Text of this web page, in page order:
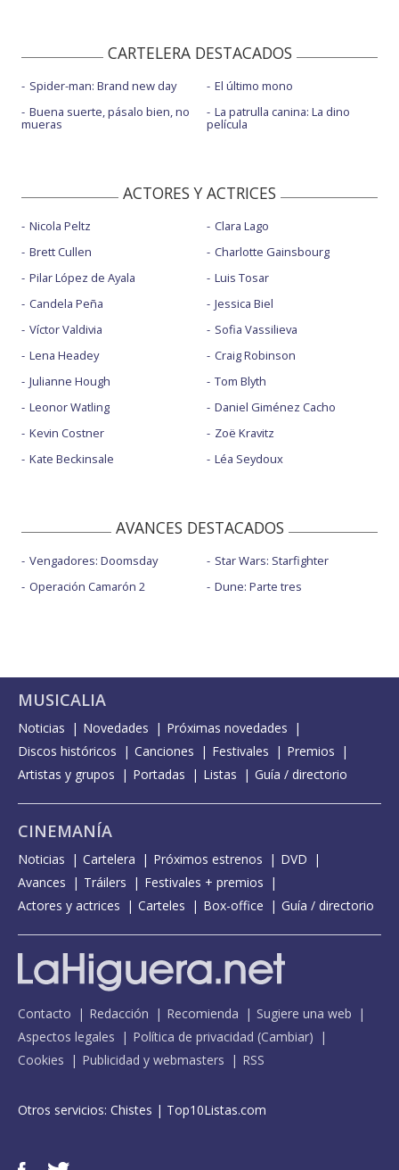
CARTELERA DESTACADOS
Spider-man: Brand new day
Buena suerte, pásalo bien, no
mueras
El último mono
La patrulla canina: La dino
película
ACTORES Y ACTRICES
Nicola Peltz
Brett Cullen
Pilar López de Ayala
Candela Peña
Víctor Valdivia
Lena Headey
Julianne Hough
Leonor Watling
Kevin Costner
Kate Beckinsale
Clara Lago
Charlotte Gainsbourg
Luis Tosar
Jessica Biel
Sofia Vassilieva
Craig Robinson
Tom Blyth
Daniel Giménez Cacho
Zoë Kravitz
Léa Seydoux
AVANCES DESTACADOS
Vengadores: Doomsday
Operación Camarón 2
Star Wars: Starfighter
Dune: Parte tres
MUSICALIA
Noticias Novedades
Próximas novedades
Discos históricos
Canciones Festivales
Premios
Artistas y grupos
Portadas Listas Guía / directorio
CINEMANÍA
Noticias Cartelera Próximos estrenos
DVD
Avances
Tráilers
Festivales + premios
Actores y actrices
Carteles Box-office Guía / directorio
Contacto Redacción Recomienda
Sugiere una web
Aspectos legales
Política de privacidad (Cambiar)
Cookies
Publicidad y webmasters RSS
Otros servicios: Chistes | Top10Listas.com